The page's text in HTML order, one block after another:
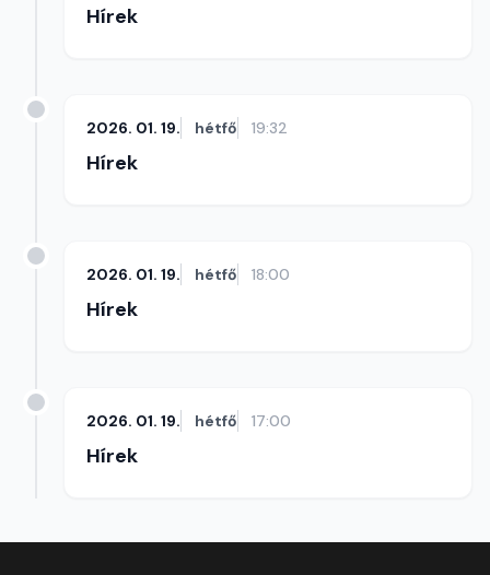
Hírek
2026. 01. 19. hétfő 19:32
Hírek
2026. 01. 19. hétfő 18:00
Hírek
2026. 01. 19. hétfő 17:00
Hírek